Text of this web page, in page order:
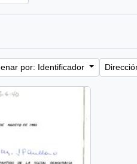
por: Identificador